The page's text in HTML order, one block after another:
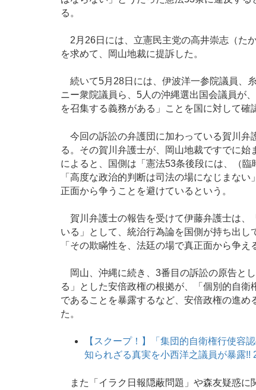
る。
2月26日には、立憲民主党の高井崇志（た
を求めて、岡山地裁に提訴した。
続いて5月28日には、伊波洋一参院議員、
ニー衆院議員ら、5人の沖縄選出国会議員が
を召集する義務がある」ことを国に対して確
今回の訴訟の弁護団に加わっている賀川弁
る。その賀川弁護士が、岡山地裁ですでに
によると、国側は「憲法53条後段には、（臨
「高度な政治的判断は司法の場になじまな
正面から争うことを避けているという。
賀川弁護士の報告を受けて伊藤弁護士は、
いる」として、統治行為論を国側が持ち出し
「その欺瞞性を、法廷の場で真正面から争
岡山、沖縄に続き、3番目の訴訟の原告と
る」とした安倍政権の根拠が、「個別的自衛
であることを暴露するなど、安倍政権の進
た。
【スクープ！】「集団的自衛権行使容
知られざる真実を小西洋之議員が暴露!!
また「イラク日報隠蔽問題」や森友疑惑に